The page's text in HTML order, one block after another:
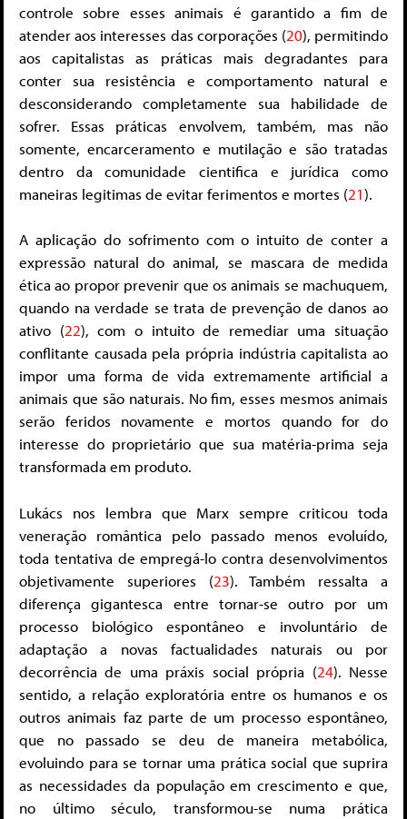
controle sobre esses animais é garantido a fim de
atender aos interesses das corporações (20), permitindo
aos capitalistas as práticas mais degradantes para
conter sua resistência e comportamento natural e
desconsiderando completamente sua habilidade de
sofrer. Essas práticas envolvem, também, mas não
somente, encarceramento e mutilação e são tratadas
dentro da comunidade cientifica e jurídica como
maneiras legitimas de evitar ferimentos e mortes (21).
A aplicação do sofrimento com o intuito de conter a
expressão natural do animal, se mascara de medida
ética ao propor prevenir que os animais se machuquem,
quando na verdade se trata de prevenção de danos ao
ativo (22), com o intuito de remediar uma situação
conflitante causada pela própria indústria capitalista ao
impor uma forma de vida extremamente artificial a
animais que são naturais. No fim, esses mesmos animais
serão feridos novamente e mortos quando for do
interesse do proprietário que sua matéria-prima seja
transformada em produto.
Lukács nos lembra que Marx sempre criticou toda
veneração romântica pelo passado menos evoluído,
toda tentativa de empregá-lo contra desenvolvimentos
objetivamente superiores (23). Também ressalta a
diferença gigantesca entre tornar-se outro por um
processo biológico espontâneo e involuntário de
adaptação a novas factualidades naturais ou por
decorrência de uma práxis social própria (24). Nesse
sentido, a relação exploratória entre os humanos e os
outros animais faz parte de um processo espontâneo,
que no passado se deu de maneira metabólica,
evoluindo para se tornar uma prática social que suprira
as necessidades da população em crescimento e que,
no último século, transformou-se numa prática